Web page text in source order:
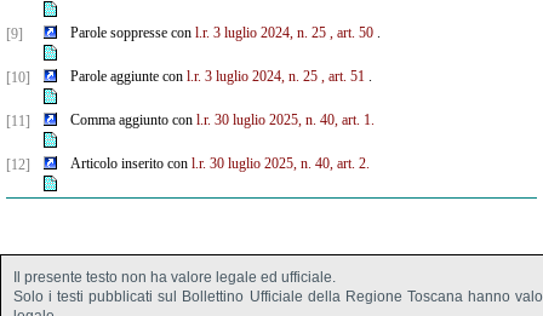
[9] Parole soppresse con l.r. 3 luglio 2024, n. 25 , art. 50.
[10] Parole aggiunte con l.r. 3 luglio 2024, n. 25 , art. 51.
[11] Comma aggiunto con l.r. 30 luglio 2025, n. 40, art. 1.
[12] Articolo inserito con l.r. 30 luglio 2025, n. 40, art. 2.
Il presente testo non ha valore legale ed ufficiale.
Solo i testi pubblicati sul Bollettino Ufficiale della Regione Toscana hanno